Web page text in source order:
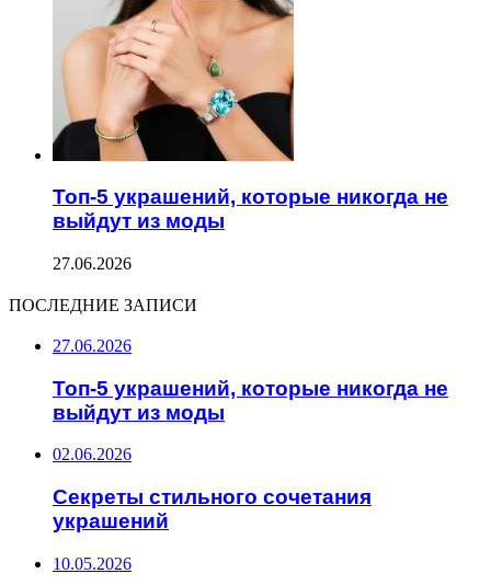
Топ-5 украшений, которые никогда не
выйдут из моды
27.06.2026
ПОСЛЕДНИЕ ЗАПИСИ
27.06.2026
Топ-5 украшений, которые никогда не
выйдут из моды
02.06.2026
Секреты стильного сочетания
украшений
10.05.2026